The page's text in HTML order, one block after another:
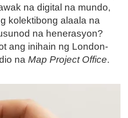
na digital na mundo,
kolektibong alaala na
na henerasyon?
ang inihain ng London-
na Map Project Office.